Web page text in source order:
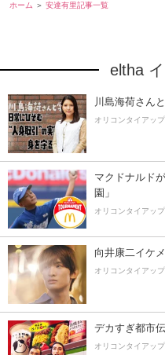
ホーム 安達有里記事一覧
eltha
川島海荷さん
オリコンタイアッ
マクドナルド
園」
オリコンタイアッ
向井康二イケ
オリコンタイアッ
デカすぎ都市
オリコンタイアッ